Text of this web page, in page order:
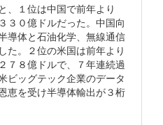
、１位は中国で前年より
３０億ドルだった。中国向
導体と石油化学、無線通信
た。２位の米国は前年より
７８億ドルで、７年連続過
ビッグテック企業のデータ
恵を受け半導体輸出が３桁